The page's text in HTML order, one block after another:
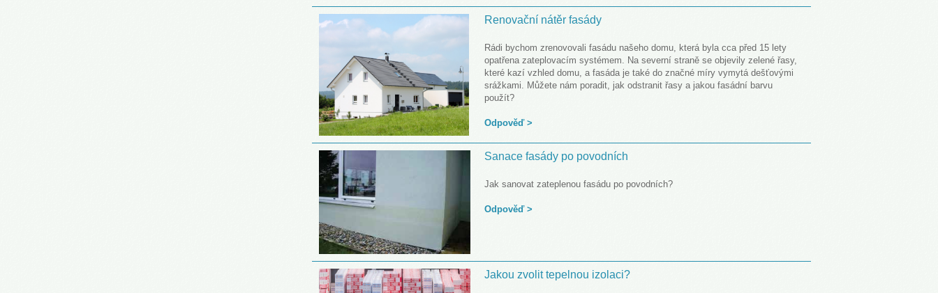
Renovační nátěr fasády
Rádi bychom zrenovovali fasádu našeho domu, která byla cca před 15 lety
opatřena zateplovacím systémem. Na severní straně se objevily zelené řasy,
které kazí vzhled domu, a fasáda je také do značné míry vymytá dešťovými
srážkami. Můžete nám poradit, jak odstranit řasy a jakou fasádní barvu
použít?
Odpověď>
Sanace fasády po povodních
Jak sanovat zateplenou fasádu po povodních?
Odpověď >
Jakou zvolit tepelnou izolaci?